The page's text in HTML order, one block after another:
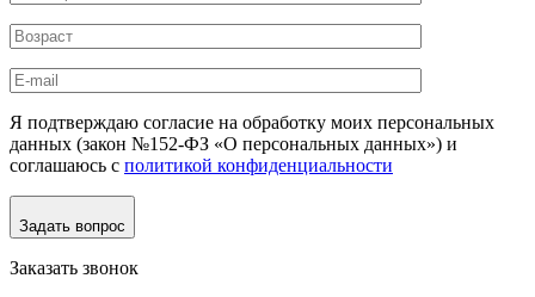
Я подтверждаю согласие на обработку моих персональных
данных (закон №152-ФЗ «О персональных данных») и
соглашаюсь с политикой конфиденциальности
Задать вопрос
Заказать звонок